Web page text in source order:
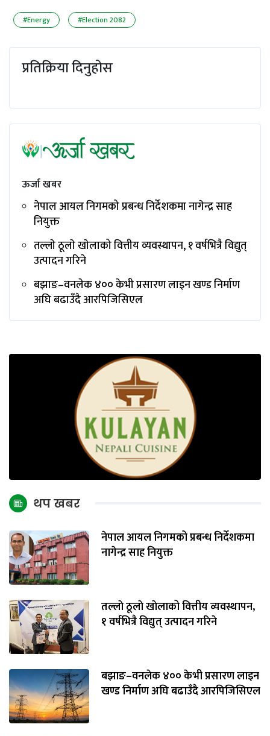
#Energy #Election 2082
प्रतिक्रिया दिनुहोस
ऊर्जा खबर
नेपाल आयल निगमको प्रबन्ध निर्देशकमा नागेन्द्र साह
नियुक्त
तल्लाे ठूलाे खाेलाको वित्तीय व्यवस्थापन, १ वर्षभित्रै विद्युत्
उत्पादन गरिने
बझाङ–वनलेक ४०० केभी प्रसारण लाइन खण्ड निर्माण
अघि बढाउँदै आरपिजिसिएल
थप खबर
नेपाल आयल निगमको प्रबन्ध निर्देशकमा
नागेन्द्र साह नियुक्त
तल्लाे ठूलाे खाेलाको वित्तीय व्यवस्थापन,
१ वर्षभित्रै विद्युत् उत्पादन गरिने
बझाङ–वनलेक ४०० केभी प्रसारण लाइन
खण्ड निर्माण अघि बढाउँदै आरपिजिसिएल